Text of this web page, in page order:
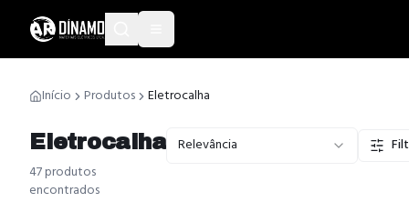
Início Produtos Eletrocalha
Eletrocalha
47produtos
encontrados
Relevância